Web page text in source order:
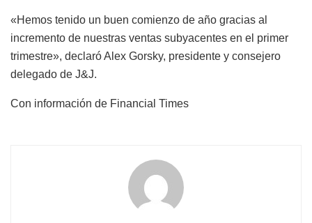
«Hemos tenido un buen comienzo de año gracias al
incremento de nuestras ventas subyacentes en el primer
trimestre», declaró Alex Gorsky, presidente y consejero
delegado de J&J.
Con información de Financial Times